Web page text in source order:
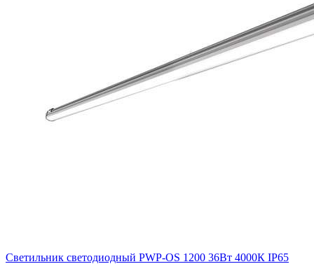
Светильник светодиодный PWP-OS 1200 36Вт 4000К IP65